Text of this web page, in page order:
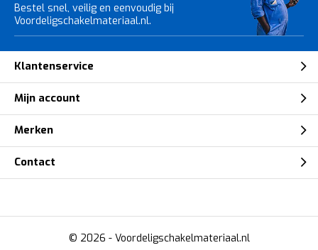
Bestel snel, veilig en eenvoudig bij
Voordeligschakelmateriaal.nl.
Klantenservice
Mijn account
Merken
Contact
© 2026 - Voordeligschakelmateriaal.nl